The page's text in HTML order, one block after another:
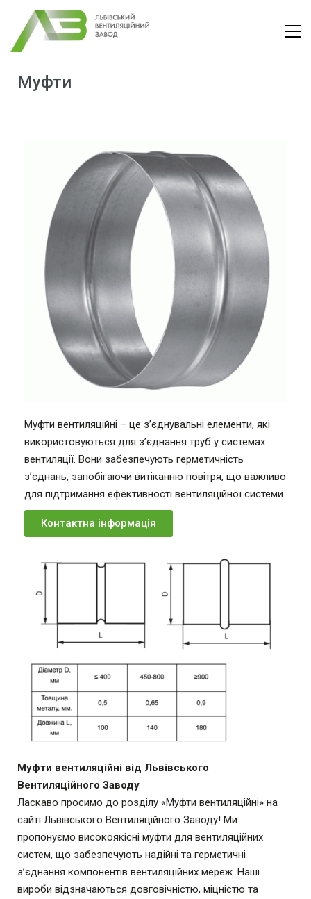
Муфти
Муфти вентиляційні – це з’єднувальні елементи, які
використовуються для з’єднання труб у системах
вентиляції. Вони забезпечують герметичність
з’єднань, запобігаючи витіканню повітря, що важливо
для підтримання ефективності вентиляційної системи.
Контактна інформація
Муфти вентиляційні від Львівського
Вентиляційного Заводу
Ласкаво просимо до розділу «Муфти вентиляційні» на
сайті Львівського Вентиляційного Заводу! Ми
пропонуємо високоякісні муфти для вентиляційних
систем, що забезпечують надійні та герметичні
з’єднання компонентів вентиляційних мереж. Наші
вироби відзначаються довговічністю, міцністю та